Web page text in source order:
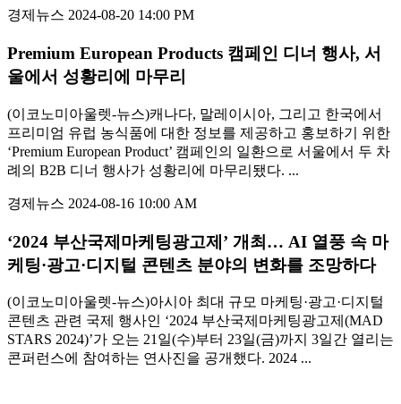
경제뉴스 2024-08-20 14:00 PM
Premium European Products 캠페인 디너 행사, 서
울에서 성황리에 마무리
(이코노미아울렛-뉴스)캐나다, 말레이시아, 그리고 한국에서
프리미엄 유럽 농식품에 대한 정보를 제공하고 홍보하기 위한
‘Premium European Product’ 캠페인의 일환으로 서울에서 두 차
례의 B2B 디너 행사가 성황리에 마무리됐다. ...
경제뉴스 2024-08-16 10:00 AM
‘2024 부산국제마케팅광고제’ 개최… AI 열풍 속 마
케팅·광고·디지털 콘텐츠 분야의 변화를 조망하다
(이코노미아울렛-뉴스)아시아 최대 규모 마케팅·광고·디지털
콘텐츠 관련 국제 행사인 ‘2024 부산국제마케팅광고제(MAD
STARS 2024)’가 오는 21일(수)부터 23일(금)까지 3일간 열리는
콘퍼런스에 참여하는 연사진을 공개했다. 2024 ...